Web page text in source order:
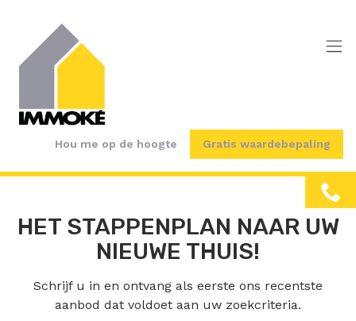
Hou me op de hoogte Gratis waardebepaling
HET STAPPENPLAN NAAR UW
NIEUWE THUIS!
Schrijf u in en ontvang als eerste ons recentste
aanbod dat voldoet aan uw zoekcriteria.